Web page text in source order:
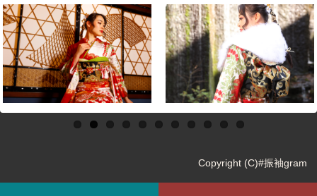
Copyright (C)#振袖gram